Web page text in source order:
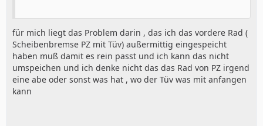
für mich liegt das Problem darin , das ich das vordere Rad (
Scheibenbremse PZ mit Tüv) außermittig eingespeicht
haben muß damit es rein passt und ich kann das nicht
umspeichen und ich denke nicht das das Rad von PZ irgend
eine abe oder sonst was hat , wo der Tüv was mit anfangen
kann